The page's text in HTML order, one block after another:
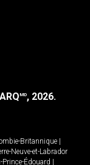
MD, 2026.
Britannique
Neuve-et-Labrador
Prince-Édouard